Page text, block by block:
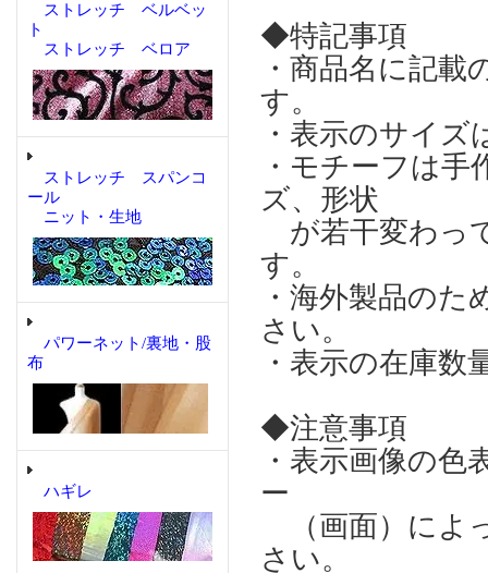
ストレッチ ベルベッ
ト
ストレッチ ベロア
ストレッチ スパンコ
ール
ニット・生地
パワーネット/裏地・股
布
ハギレ
◆特記事項
・商品名に記
す。
・表示のサイ
・モチーフは
ズ、形状
が若干変わっ
す。
・海外製品の
さい。
・表示の在庫
◆注意事項
・表示画像の
ー
（画面）によ
さい。